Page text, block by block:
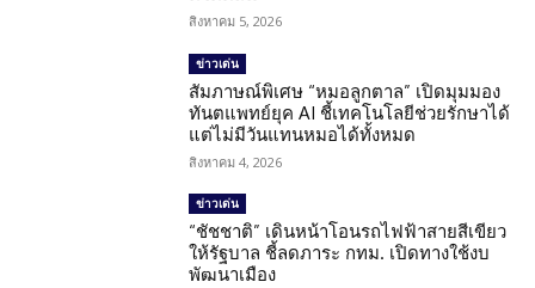
สิงหาคม 5, 2026
ข่าวเด่น
สัมภาษณ์พิเศษ “หมอลูกตาล” เปิดมุมมอง
ทันตแพทย์ยุค AI ชี้เทคโนโลยีช่วยรักษาได้
แต่ไม่มีวันแทนหมอได้ทั้งหมด
สิงหาคม 4, 2026
ข่าวเด่น
“ชัชชาติ” เดินหน้าโอนรถไฟฟ้าสายสีเขียว
ให้รัฐบาล ชี้ลดภาระ กทม. เปิดทางใช้งบ
พัฒนาเมือง